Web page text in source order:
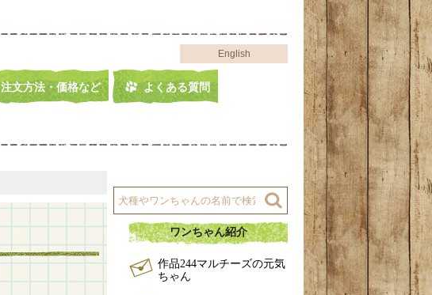
English
注文方法・価格など よくある質問
ワンちゃん紹介
作品244マルチーズの元気
ちゃん